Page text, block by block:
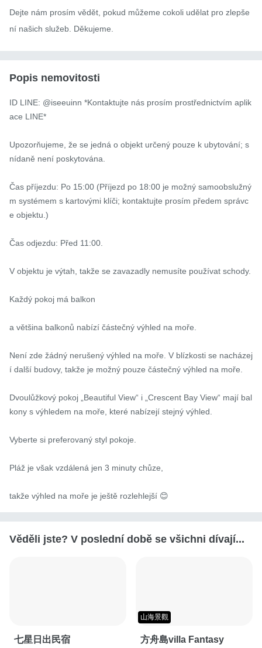
Dejte nám prosím vědět, pokud můžeme cokoli udělat pro zlepše
ní našich služeb. Děkujeme.
Popis nemovitosti
ID LINE: @iseeuinn *Kontaktujte nás prosím prostřednictvím aplik
ace LINE*
Upozorňujeme, že se jedná o objekt určený pouze k ubytování; s
nídaně není poskytována.
Čas příjezdu: Po 15:00 (Příjezd po 18:00 je možný samoobslužný
m systémem s kartovými klíči; kontaktujte prosím předem správc
e objektu.)
Čas odjezdu: Před 11:00.
V objektu je výtah, takže se zavazadly nemusíte používat schody.
Každý pokoj má balkon
a většina balkonů nabízí částečný výhled na moře.
Není zde žádný nerušený výhled na moře. V blízkosti se nacházej
í další budovy, takže je možný pouze částečný výhled na moře.
Dvoulůžkový pokoj „Beautiful View“ i „Crescent Bay View“ mají bal
kony s výhledem na moře, které nabízejí stejný výhled.
Vyberte si preferovaný styl pokoje.
Pláž je však vzdálená jen 3 minuty chůze,
takže výhled na moře je ještě rozlehlejší 😊
Věděli jste? V poslední době se všichni dívají...
七星日出民宿
山海景觀
方舟島villa Fantasy